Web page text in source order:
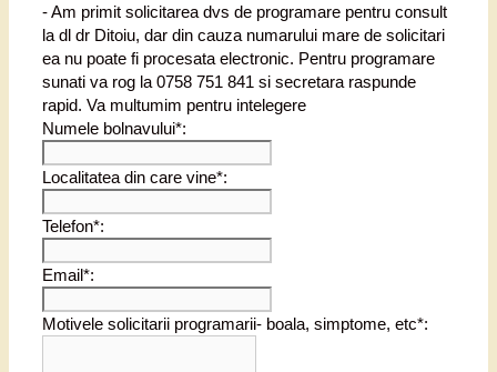
- Am primit solicitarea dvs de programare pentru consult
la dl dr Ditoiu, dar din cauza numarului mare de solicitari
ea nu poate fi procesata electronic. Pentru programare
sunati va rog la 0758 751 841 si secretara raspunde
rapid. Va multumim pentru intelegere
Numele bolnavului*:
Localitatea din care vine*:
Telefon*:
Email*:
Motivele solicitarii programarii- boala, simptome, etc*: